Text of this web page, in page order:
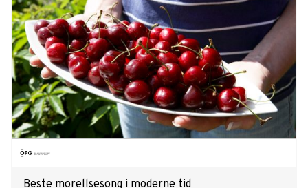
Beste morellsesong i moderne tid